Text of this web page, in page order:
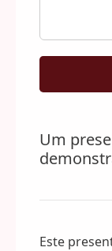
Box
Extra
G
Um
Este